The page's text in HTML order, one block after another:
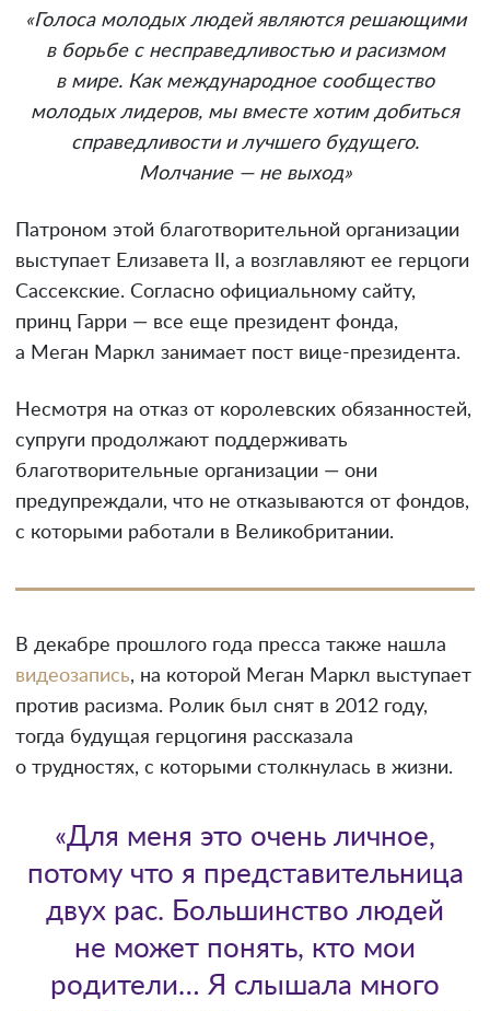
«Голоса молодых людей являются решающими
в борьбе с несправедливостью и расизмом
в мире. Как международное сообщество
молодых лидеров, мы вместе хотим добиться
справедливости и лучшего будущего.
Молчание — не выход»
Патроном этой благотворительной организации
выступает Елизавета II, а возглавляют ее герцоги
Сассекские. Согласно официальному сайту,
принц Гарри — все еще президент фонда,
а Меган Маркл занимает пост вице-президента.
Несмотря на отказ от королевских обязанностей,
супруги продолжают поддерживать
благотворительные организации — они
предупреждали, что не отказываются от фондов,
с которыми работали в Великобритании.
В декабре прошлого года пресса также нашла
видеозапись, на которой Меган Маркл выступает
против расизма. Ролик был снят в 2012 году,
тогда будущая герцогиня рассказала
о трудностях, с которыми столкнулась в жизни.
«Для меня это очень личное,
потому что я представительница
двух рас. Большинство людей
не может понять, кто мои
родители… Я слышала много